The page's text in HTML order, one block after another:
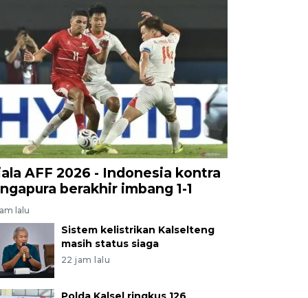
AFF 2026 - Indonesia kontra
berakhir imbang 1-1
lalu
Sistem kelistrikan Kalselteng
masih status siaga
22 jam lalu